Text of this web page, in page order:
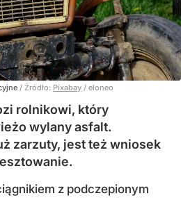
/ Źródło: Pixabay / eloneo
rolnikowi, który
wylany asfalt.
zarzuty, jest też wniosek
z podczepionym